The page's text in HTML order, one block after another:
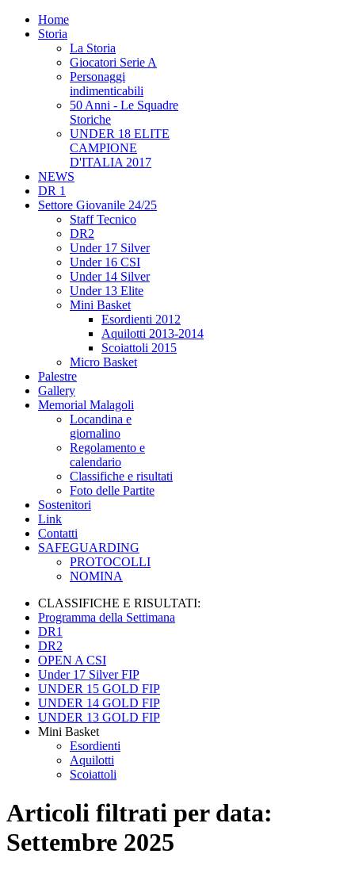
Home
Storia
La Storia
Giocatori Serie A
Personaggi
indimenticabili
50 Anni - Le Squadre
Storiche
UNDER 18 ELITE
CAMPIONE
D'ITALIA 2017
NEWS
DR 1
Settore Giovanile 24/25
Staff Tecnico
DR2
Under 17 Silver
Under 16 CSI
Under 14 Silver
Under 13 Elite
Mini Basket
Esordienti 2012
Aquilotti 2013-2014
Scoiattoli 2015
Micro Basket
Palestre
Gallery
Memorial Malagoli
Locandina e
giornalino
Regolamento e
calendario
Classifiche e risultati
Foto delle Partite
Sostenitori
Link
Contatti
SAFEGUARDING
PROTOCOLLI
NOMINA
CLASSIFICHE E RISULTATI:
Programma della Settimana
DR1
DR2
OPEN A CSI
Under 17 Silver FIP
UNDER 15 GOLD FIP
UNDER 14 GOLD FIP
UNDER 13 GOLD FIP
Mini Basket
Esordienti
Aquilotti
Scoiattoli
Articoli filtrati per data:
Settembre 2025